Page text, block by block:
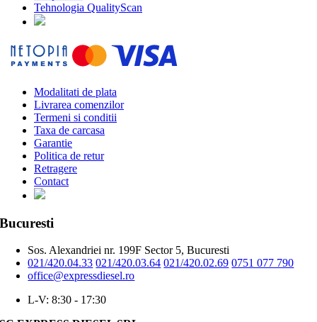
Tehnologia QualityScan
Modalitati de plata
Livrarea comenzilor
Termeni si conditii
Taxa de carcasa
Garantie
Politica de retur
Retragere
Contact
Bucuresti
Sos. Alexandriei nr. 199F Sector 5, Bucuresti
021/420.04.33 021/420.03.64 021/420.02.69 0751 077 790
office@expressdiesel.ro
L-V: 8:30 - 17:30